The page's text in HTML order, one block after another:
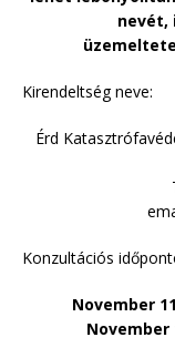
nevét,
Kirendeltség neve:
Érd
Konzultációs
November
November